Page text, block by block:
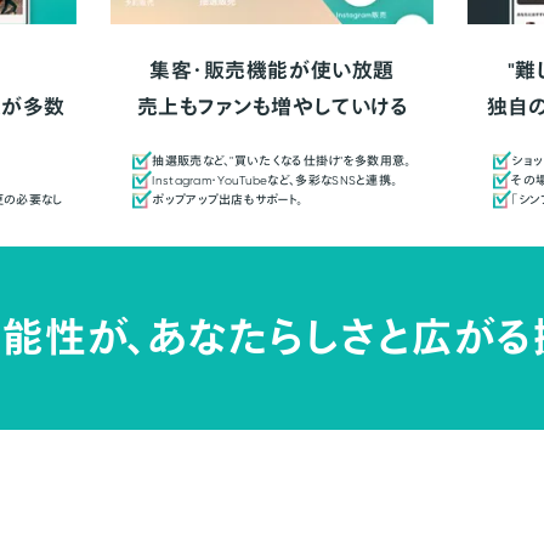
多数
の必要なし
集客・販売機能が使い放題
売上もファンも増やしていける
抽選販売など、"買いたくなる仕掛け"を多数用意。
Instagram・YouTubeなど、多彩なSNSと連携。
ポップアップ出店もサポート。
"難
独自
ショ
その
「シ
性が、あなたらしさと広がる